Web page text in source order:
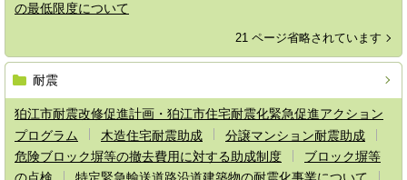
の最低限度について
21 ページ省略されています
耐震
狛江市耐震改修促進計画・狛江市住宅耐震化緊急促進アクション
プログラム
木造住宅耐震助成
分譲マンション耐震助成
危険ブロック塀等の撤去費用に対する助成制度
ブロック塀等